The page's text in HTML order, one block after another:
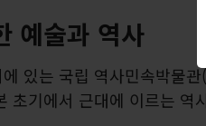
예술과 역사
있는 국립 역사민속박물
초기에서 근대에 이르는 역